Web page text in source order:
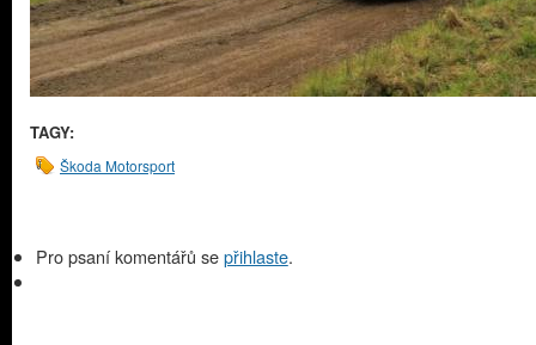
TAGY:
Škoda Motorsport
Pro psaní komentářů sepřihlaste.